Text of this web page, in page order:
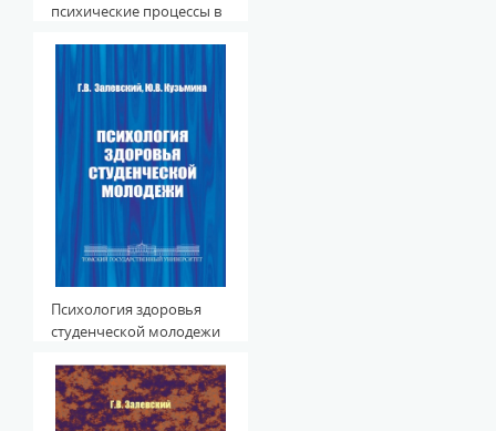
психические процессы в
и спорте
Психология здоровья
студенческой молодежи